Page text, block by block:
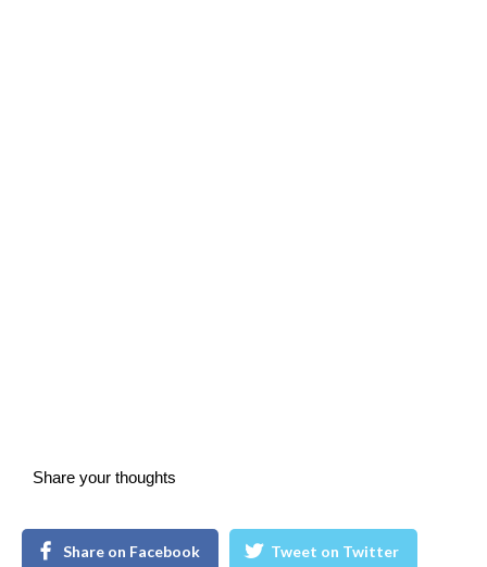
Share your thoughts
Share on Facebook Tweet on Twitter